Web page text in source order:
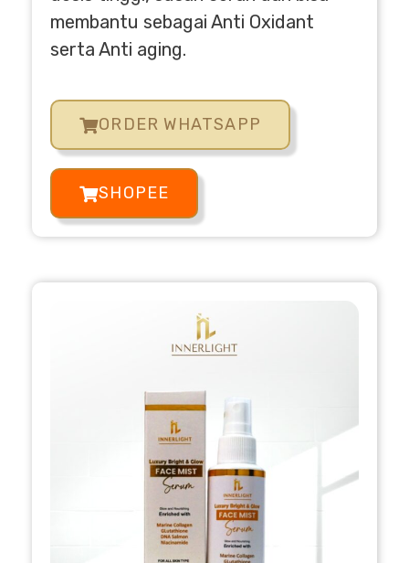
membantu sebagai Anti Oxidant
serta Anti aging.
ORDER WHATSAPP
SHOPEE